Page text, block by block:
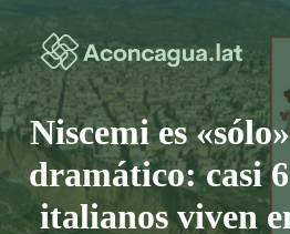
contenido
Niscemi es
dramático: casi
italianos viven